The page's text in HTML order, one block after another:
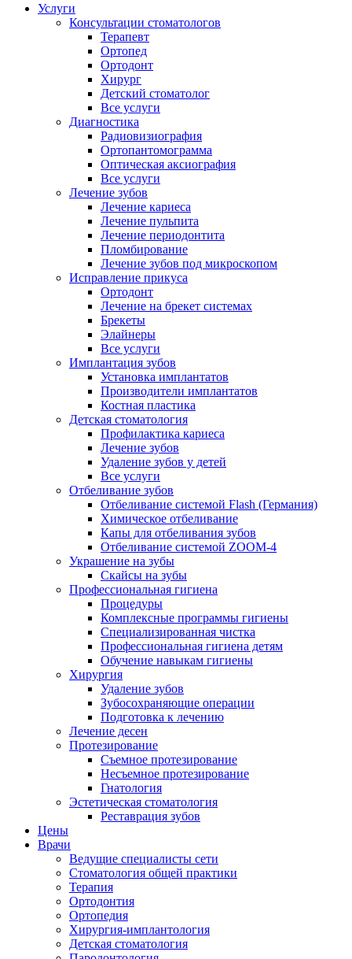
Услуги
Консультации стоматологов
Терапевт
Ортопед
Ортодонт
Хирург
Детский стоматолог
Все услуги
Диагностика
Радиовизиография
Ортопантомограмма
Оптическая аксиография
Все услуги
Лечение зубов
Лечение кариеса
Лечение пульпита
Лечение периодонтита
Пломбирование
Лечение зубов под микроскопом
Исправление прикуса
Ортодонт
Лечение на брекет системах
Брекеты
Элайнеры
Все услуги
Имплантация зубов
Установка имплантатов
Производители имплантатов
Костная пластика
Детская стоматология
Профилактика кариеса
Лечение зубов
Удаление зубов у детей
Все услуги
Отбеливание зубов
Отбеливание системой Flash (Германия)
Химическое отбеливание
Капы для отбеливания зубов
Отбеливание системой ZOOM-4
Украшение на зубы
Скайсы на зубы
Профессиональная гигиена
Процедуры
Комплексные программы гигиены
Специализированная чистка
Профессиональная гигиена детям
Обучение навыкам гигиены
Хирургия
Удаление зубов
Зубосохраняющие операции
Подготовка к лечению
Лечение десен
Протезирование
Съемное протезирование
Несъемное протезирование
Гнатология
Эстетическая стоматология
Реставрация зубов
Цены
Врачи
Ведущие специалисты сети
Стоматология общей практики
Терапия
Ортодонтия
Ортопедия
Хирургия-имплантология
Детская стоматология